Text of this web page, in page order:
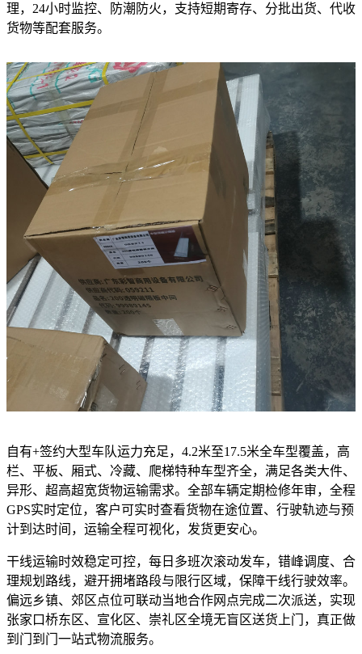
理，24小时监控、防潮防火，支持短期寄存、分批出货、代收
货物等配套服务。
自有+签约大型车队运力充足，4.2米至17.5米全车型覆盖，高
栏、平板、厢式、冷藏、爬梯特种车型齐全，满足各类大件、
异形、超高超宽货物运输需求。全部车辆定期检修年审，全程
GPS实时定位，客户可实时查看货物在途位置、行驶轨迹与预
计到达时间，运输全程可视化，发货更安心。
干线运输时效稳定可控，每日多班次滚动发车，错峰调度、合
理规划路线，避开拥堵路段与限行区域，保障干线行驶效率。
偏远乡镇、郊区点位可联动当地合作网点完成二次派送，实现
张家口桥东区、宣化区、崇礼区全境无盲区送货上门，真正做
到门到门一站式物流服务。